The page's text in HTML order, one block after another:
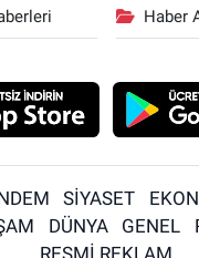
Haber
SİYASET
DÜNYA GENEL
RESMİ REKLAM